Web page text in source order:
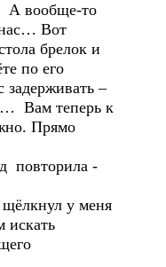
вообще-то
нас… Вот
брелок и
по его
задерживать –
Вам теперь к
Прямо
повторила -
у меня
искать